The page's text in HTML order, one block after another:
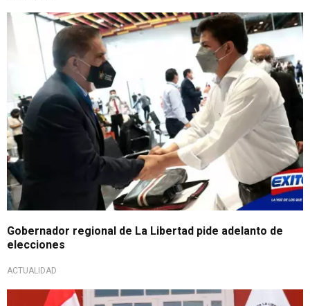
Gobernador regional de La Libertad pide adelanto de
elecciones
ACTUALIDAD